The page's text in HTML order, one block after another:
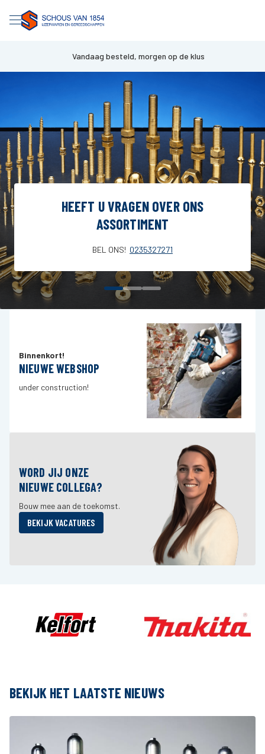
Vandaag besteld, morgen op de klus
HEEFT U VRAGEN OVER ONS
ASSORTIMENT
BEL ONS! 0235327271
Binnenkort!
NIEUWE WEBSHOP
under construction!
WORD JIJ ONZE
NIEUWE COLLEGA?
Bouw mee aan de toekomst.
BEKIJK VACATURES
BEKIJK HET LAATSTE NIEUWS